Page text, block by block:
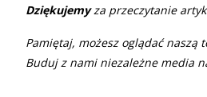
Dziękujemyza przeczytanie
Pamiętaj, możesz oglądać naszą
Buduj z nami niezależne media